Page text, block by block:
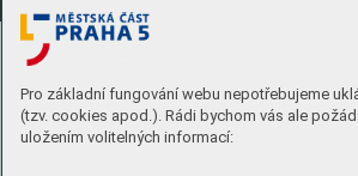
Pro základní fungování webu nepotřebujeme
(tzv. cookies apod.). Rádi bychom vás ale
uložením volitelných informací: